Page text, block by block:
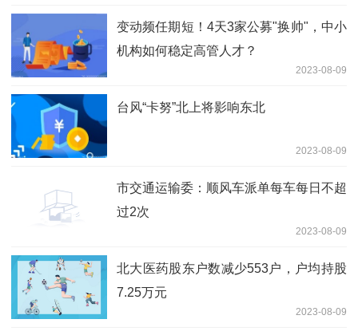
变动频任期短！4天3家公募"换帅"，中小
机构如何稳定高管人才？
2023-08-09
台风“卡努”北上将影响东北
2023-08-09
市交通运输委：顺风车派单每车每日不超
过2次
2023-08-09
北大医药股东户数减少553户，户均持股
7.25万元
2023-08-09